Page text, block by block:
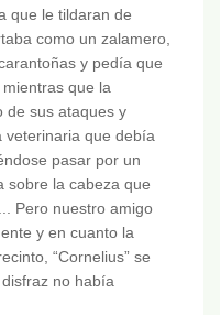
que le tildaran de
como un zalamero,
y pedía que
que la
de sus ataques y
veterinaria que debía
pasar por un
sobre la cabeza que
Pero nuestro amigo
y en cuanto la
“Cornelius” se
no había